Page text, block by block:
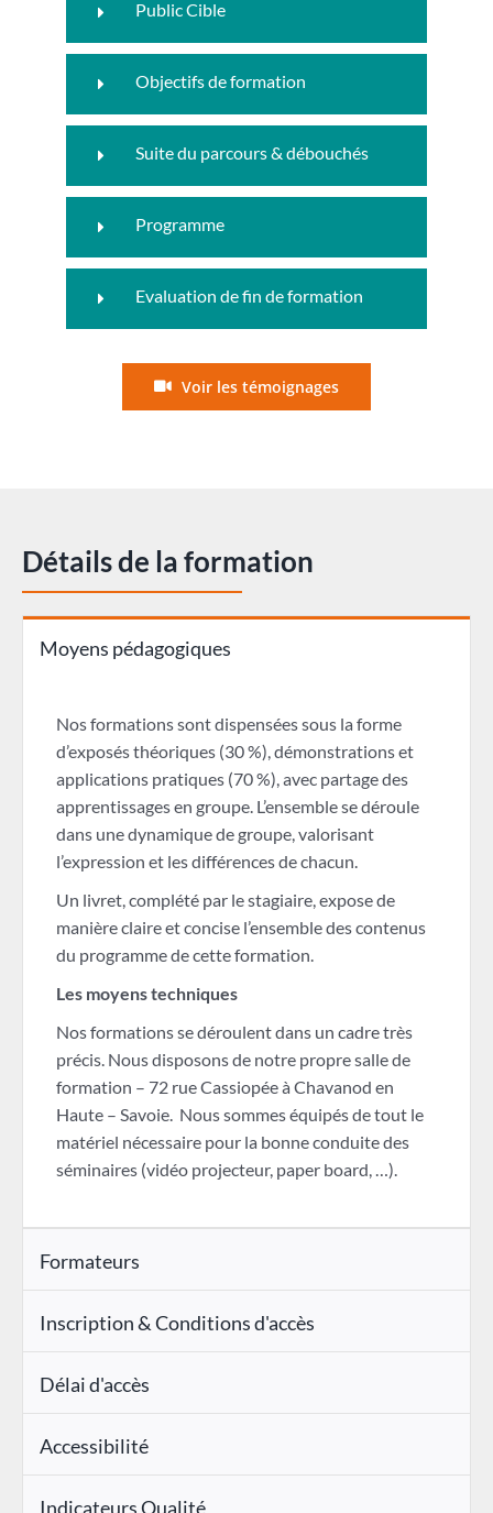
Public Cible
Objectifs de formation
Suite du parcours & débouchés
Programme
Evaluation de fin de formation
Voir les témoignages
Détails de la formation
Moyens pédagogiques
Nos formations sont dispensées sous la forme
d’exposés théoriques (30 %), démonstrations et
applications pratiques (70 %), avec partage des
apprentissages en groupe. L’ensemble se déroule
dans une dynamique de groupe, valorisant
l’expression et les différences de chacun.
Un livret, complété par le stagiaire, expose de
manière claire et concise l’ensemble des contenus
du programme de cette formation.
Les moyens techniques
Nos formations se déroulent dans un cadre très
précis. Nous disposons de notre propre salle de
formation – 72 rue Cassiopée à Chavanod en
Haute – Savoie. Nous sommes équipés de tout le
matériel nécessaire pour la bonne conduite des
séminaires (vidéo projecteur, paper board, …).
Formateurs
Inscription & Conditions d'accès
Délai d'accès
Accessibilité
Indicateurs Qualité